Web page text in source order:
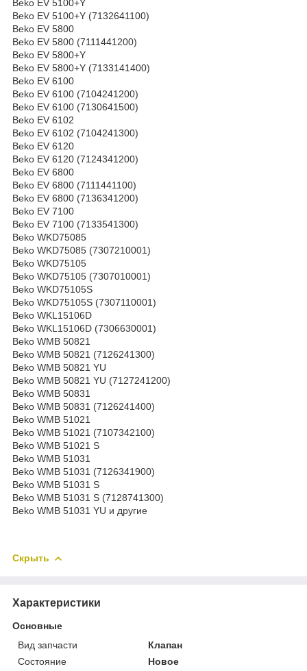
Beko EV 5100+Y
Beko EV 5100+Y (7132641100)
Beko EV 5800
Beko EV 5800 (7111441200)
Beko EV 5800+Y
Beko EV 5800+Y (7133141400)
Beko EV 6100
Beko EV 6100 (7104241200)
Beko EV 6100 (7130641500)
Beko EV 6102
Beko EV 6102 (7104241300)
Beko EV 6120
Beko EV 6120 (7124341200)
Beko EV 6800
Beko EV 6800 (7111441100)
Beko EV 6800 (7136341200)
Beko EV 7100
Beko EV 7100 (7133541300)
Beko WKD75085
Beko WKD75085 (7307210001)
Beko WKD75105
Beko WKD75105 (7307010001)
Beko WKD75105S
Beko WKD75105S (7307110001)
Beko WKL15106D
Beko WKL15106D (7306630001)
Beko WMB 50821
Beko WMB 50821 (7126241300)
Beko WMB 50821 YU
Beko WMB 50821 YU (7127241200)
Beko WMB 50831
Beko WMB 50831 (7126241400)
Beko WMB 51021
Beko WMB 51021 (7107342100)
Beko WMB 51021 S
Beko WMB 51031
Beko WMB 51031 (7126341900)
Beko WMB 51031 S
Beko WMB 51031 S (7128741300)
Beko WMB 51031 YU и другие
Скрыть
Характеристики
Основные
Вид запчасти
Клапан
Состояние
Новое